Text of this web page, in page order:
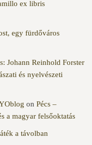
ex libris
egy fürdőváros
Johann Reinhold Forster
és nyelvészeti
on Pécs –
a magyar felsőoktatás
a távolban